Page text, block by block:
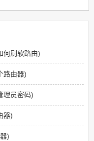
何刷软路由)
路由器)
理员密码)
器)
)